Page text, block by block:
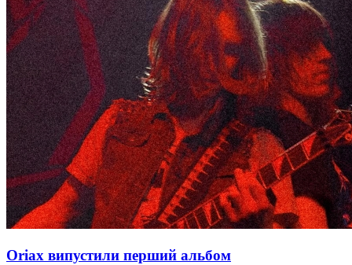
Oriax випустили перший альбом